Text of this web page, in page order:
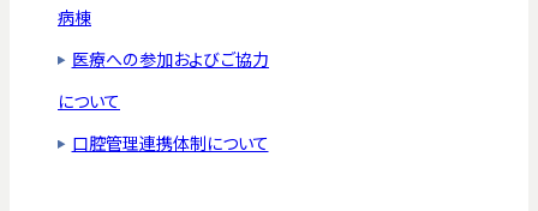
病棟
医療への参加およびご協力
について
口腔管理連携体制について